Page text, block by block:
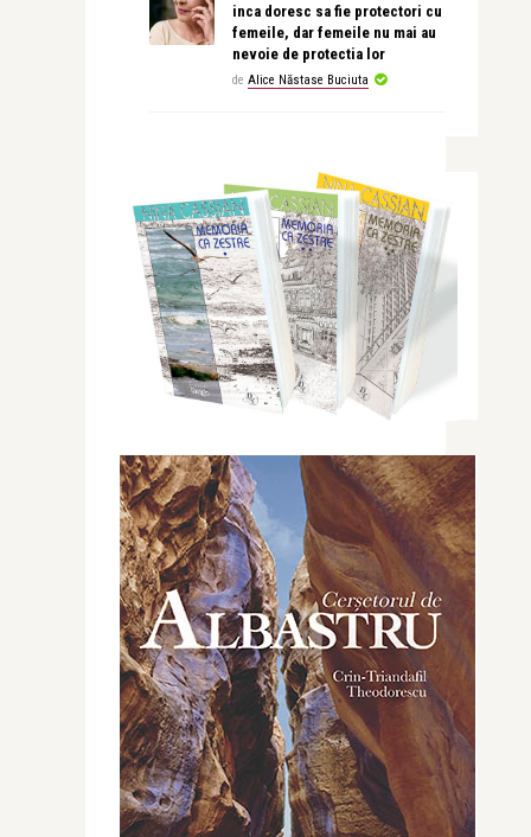
inca doresc sa fie protectori cu
femeile, dar femeile nu mai au
nevoie de protectia lor
de Alice Năstase Buciuta